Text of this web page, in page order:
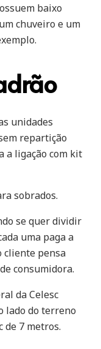
baixo
chuveiro e um
unidades
repartição
a ligação com kit
sobrados.
se quer dividir
uma paga a
cliente pensa
consumidora.
da Celesc
lado do terreno
de 7 metros.